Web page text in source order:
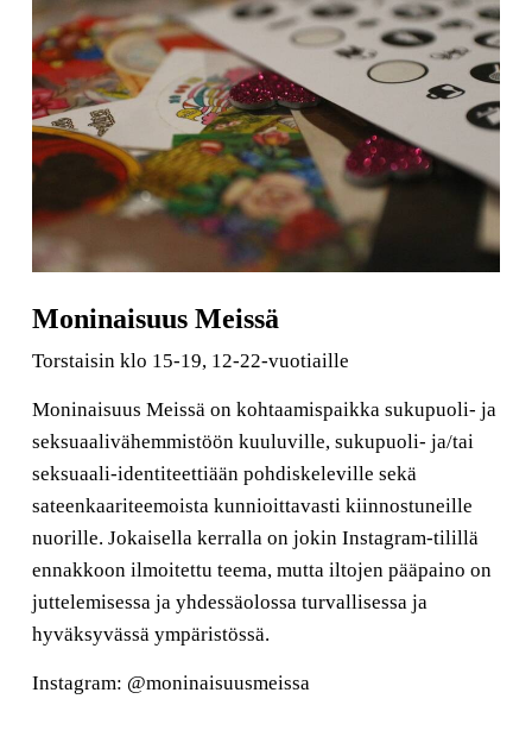
Moninaisuus Meissä
Torstaisin klo 15-19, 12-22-vuotiaille
Moninaisuus Meissä on kohtaamispaikka sukupuoli- ja
seksuaalivähemmistöön kuuluville, sukupuoli- ja/tai
seksuaali-identiteettiään pohdiskeleville sekä
sateenkaariteemoista kunnioittavasti kiinnostuneille
nuorille. Jokaisella kerralla on jokin Instagram-tilillä
ennakkoon ilmoitettu teema, mutta iltojen pääpaino on
juttelemisessa ja yhdessäolossa turvallisessa ja
hyväksyvässä ympäristössä.
Instagram: @moninaisuusmeissa